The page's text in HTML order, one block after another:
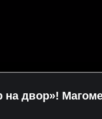
на двор»!